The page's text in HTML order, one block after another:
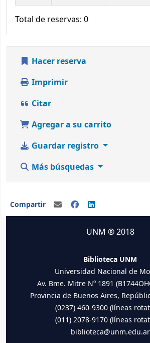
Total de reservas: 0
Hacer reserva
Imprimir
Citar
Agregar a su carrito
Guardar registro
Más búsquedas
Compartir
UNM ® 2018
Biblioteca UNM
Universidad Nacional de
Av. Bme. Mitre Nº 1891
Provincia de Buenos Aires,
(0237) 460-9300 (líneas
(011) 2078-9170 (líneas
biblioteca@unm.edu.ar